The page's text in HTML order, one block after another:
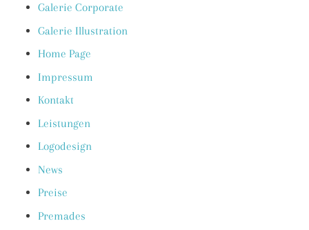
Galerie Corporate
Galerie Illustration
Home Page
Impressum
Kontakt
Leistungen
Logodesign
News
Preise
Premades